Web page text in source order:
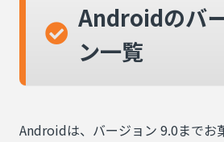
Androidのバ
ン一覧
Androidは、バージョン 9.0までお